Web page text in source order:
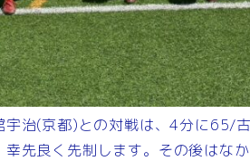
宇治(京都)との対戦は、4分に65/
幸先良く先制します。その後はな